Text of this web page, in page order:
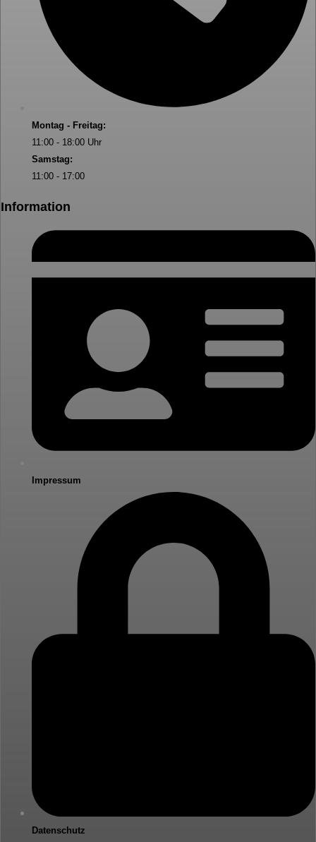
Montag - Freitag:
11:00 - 18:00 Uhr
Samstag:
11:00 - 17:00
Information
Impressum
Datenschutz